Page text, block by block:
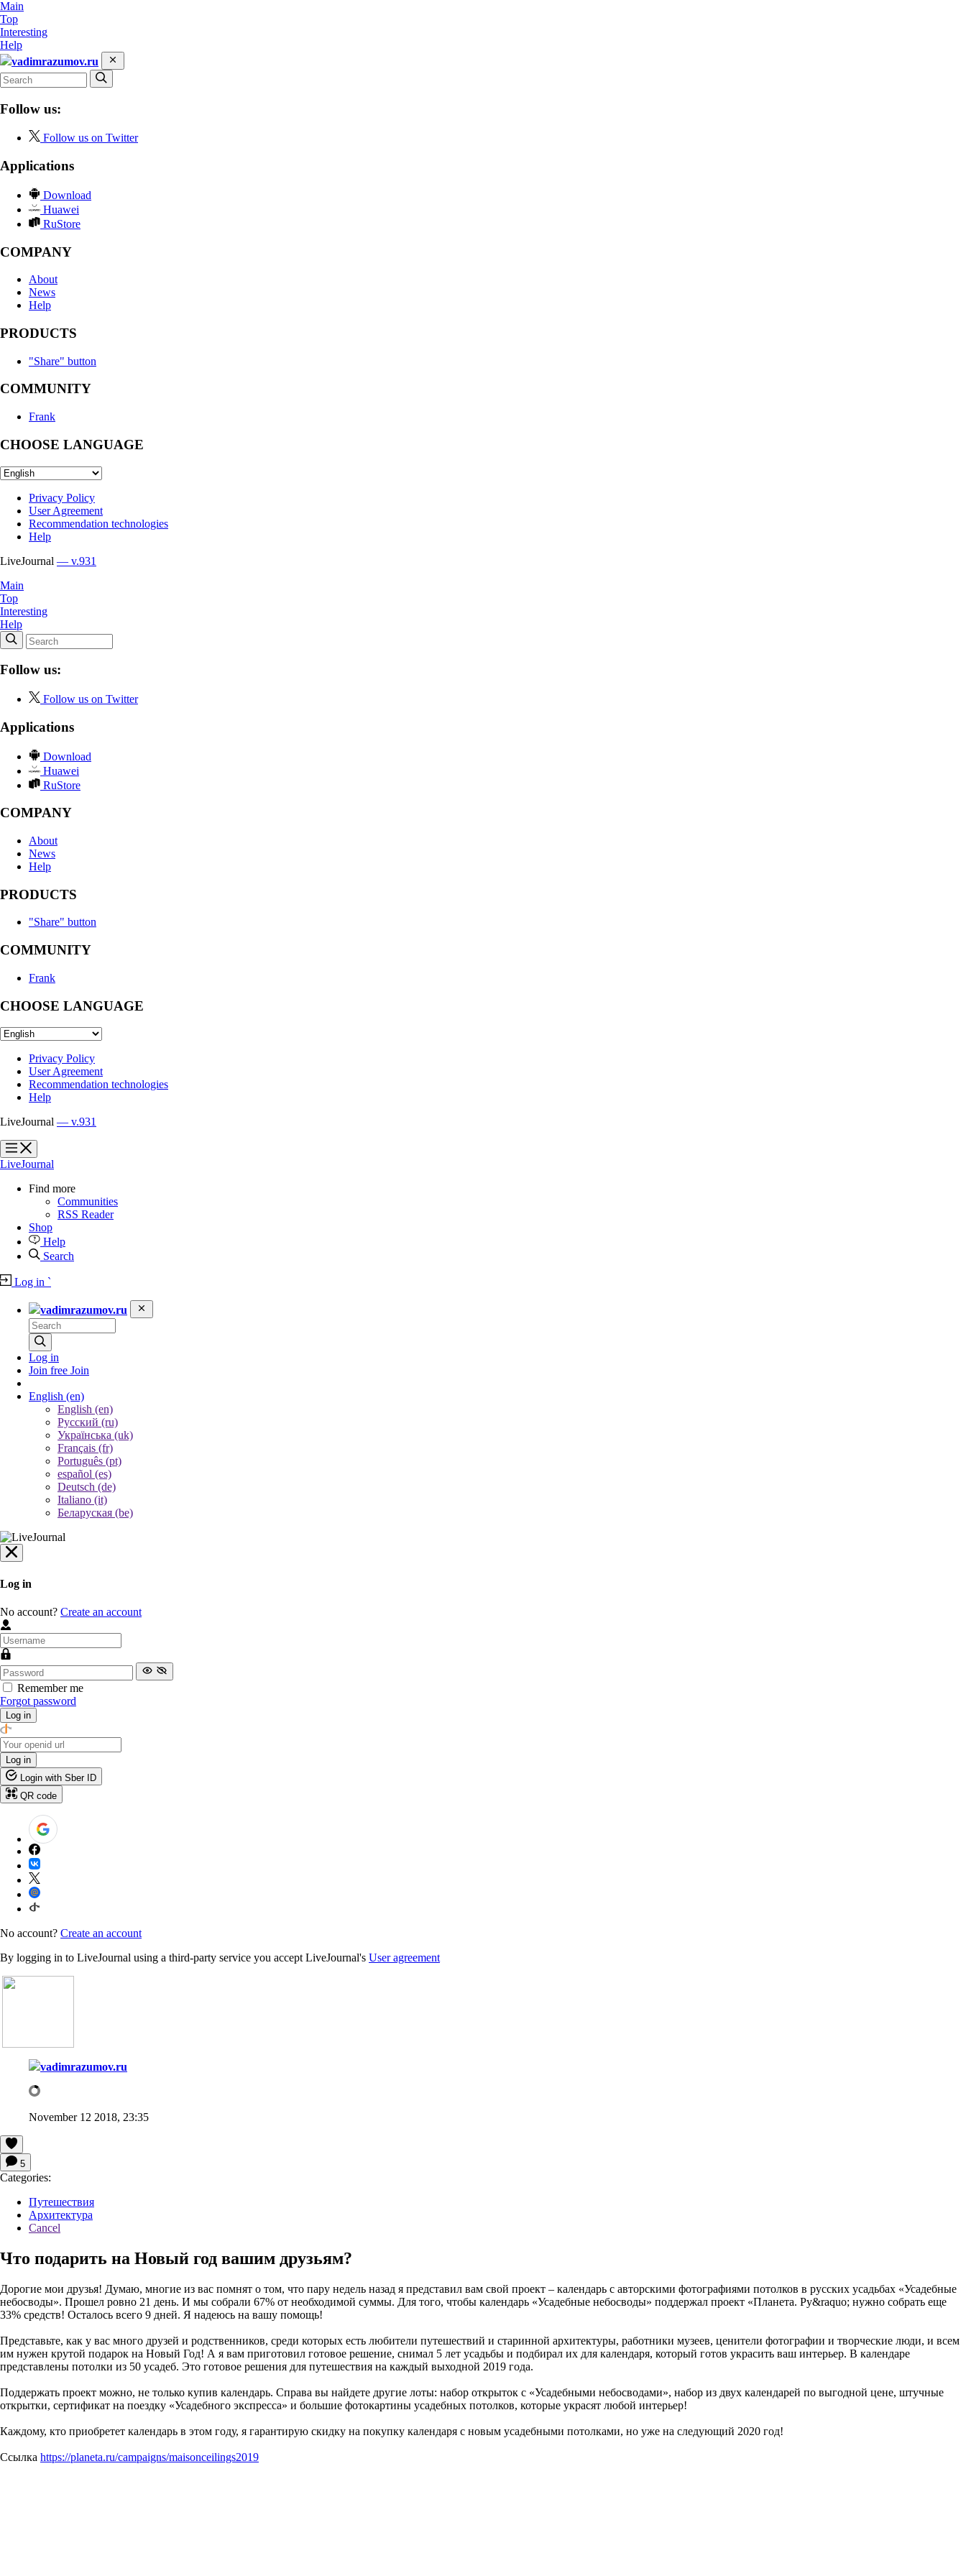
Main
Top
Interesting
Help
vadimrazumov.ru
Follow us:
Follow us on Twitter
Applications
Download
Huawei
RuStore
COMPANY
About
News
Help
PRODUCTS
"Share" button
COMMUNITY
Frank
CHOOSE LANGUAGE
Privacy Policy
User Agreement
Recommendation technologies
Help
LiveJournal — v.931
Main
Top
Interesting
Help
Follow us:
Follow us on Twitter
Applications
Download
Huawei
RuStore
COMPANY
About
News
Help
PRODUCTS
"Share" button
COMMUNITY
Frank
CHOOSE LANGUAGE
Privacy Policy
User Agreement
Recommendation technologies
Help
LiveJournal — v.931
?
?
LiveJournal
Find more
Communities
RSS Reader
Shop
Help
Search
Log in `
vadimrazumov.ru
Log in
Join free Join
English (en)
English (en)
Русский (ru)
Українська (uk)
Français (fr)
Português (pt)
español (es)
Deutsch (de)
Italiano (it)
Беларуская (be)
Log in
No account? Create an account
Remember me
Forgot password
Log in
Log in
Login with Sber ID
QR code
No account? Create an account
By logging in to LiveJournal using a third-party service you accept LiveJournal's User agreement
vadimrazumov.ru
November 12 2018, 23:35
5
Categories:
Путешествия
Архитектура
Cancel
Что подарить на Новый год вашим друзьям?
Дорогие мои друзья! Думаю, многие из вас помнят о том, что пару недель назад я представил вам свой проект – календарь с авторскими фотографиями потолков в русских усадьбах «Усадебные
небосводы». Прошел ровно 21 день. И мы собрали 67% от необходимой суммы. Для того, чтобы календарь «Усадебные небосводы» поддержал проект «Планета. Ру&raquo; нужно собрать еще
33% средств! Осталось всего 9 дней. Я надеюсь на вашу помощь!
Представьте, как у вас много друзей и родственников, среди которых есть любители путешествий и старинной архитектуры, работники музеев, ценители фотографии и творческие люди, и всем
им нужен крутой подарок на Новый Год! А я вам приготовил готовое решение, снимал 5 лет усадьбы и подбирал их для календаря, который готов украсить ваш интерьер. В календаре
представлены потолки из 50 усадеб. Это готовое решения для путешествия на каждый выходной 2019 года.
Поддержать проект можно, не только купив календарь. Справа вы найдете другие лоты: набор открыток с «Усадебными небосводами», набор из двух календарей по выгодной цене, штучные
открытки, сертификат на поездку «Усадебного экспресса» и большие фотокартины усадебных потолков, которые украсят любой интерьер!
Каждому, кто приобретет календарь в этом году, я гарантирую скидку на покупку календаря с новым усадебными потолками, но уже на следующий 2020 год!
Ссылка https://planeta.ru/campaigns/maisonceilings2019